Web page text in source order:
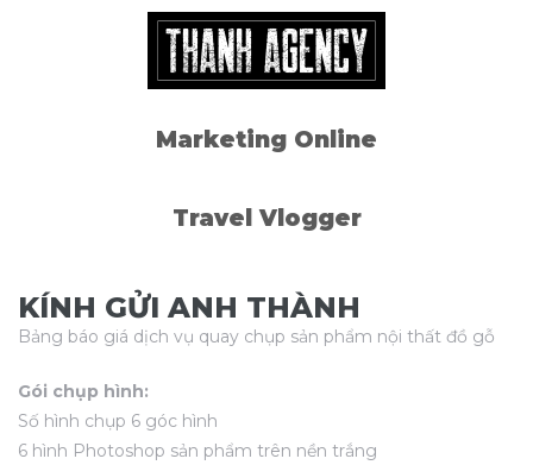
Marketing Online
Travel Vlogger
KÍNH GỬI ANH THÀNH
Bảng báo giá dịch vụ quay chụp sản phẩm nội thất đồ gỗ
Gói chụp hình:
Số hình chụp 6 góc hình
6 hình Photoshop sản phẩm trên nền trắng